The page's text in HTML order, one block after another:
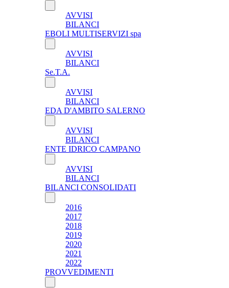
AVVISI
BILANCI
EBOLI MULTISERVIZI spa
AVVISI
BILANCI
Se.T.A.
AVVISI
BILANCI
EDA D'AMBITO SALERNO
AVVISI
BILANCI
ENTE IDRICO CAMPANO
AVVISI
BILANCI
BILANCI CONSOLIDATI
2016
2017
2018
2019
2020
2021
2022
PROVVEDIMENTI